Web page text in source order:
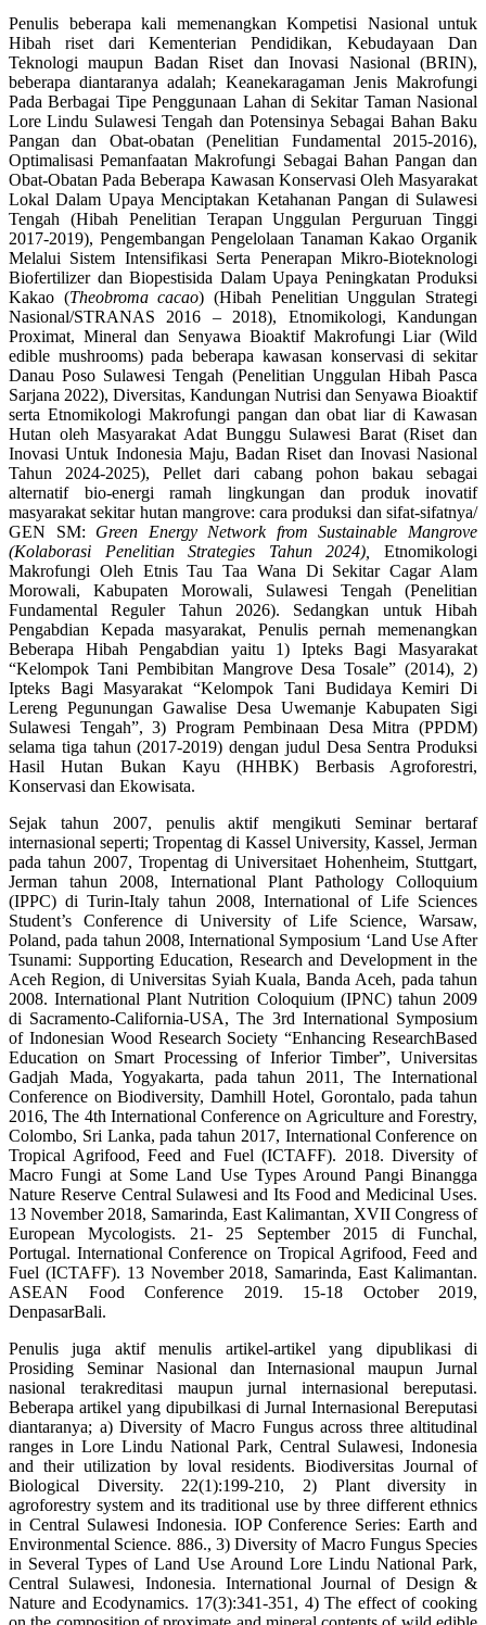
Penulis beberapa kali memenangkan Kompetisi Nasional untuk
Hibah riset dari Kementerian Pendidikan, Kebudayaan Dan
Teknologi maupun Badan Riset dan Inovasi Nasional (BRIN),
beberapa diantaranya adalah; Keanekaragaman Jenis Makrofungi
Pada Berbagai Tipe Penggunaan Lahan di Sekitar Taman Nasional
Lore Lindu Sulawesi Tengah dan Potensinya Sebagai Bahan Baku
Pangan dan Obat-obatan (Penelitian Fundamental 2015-2016),
Optimalisasi Pemanfaatan Makrofungi Sebagai Bahan Pangan dan
Obat-Obatan Pada Beberapa Kawasan Konservasi Oleh Masyarakat
Lokal Dalam Upaya Menciptakan Ketahanan Pangan di Sulawesi
Tengah (Hibah Penelitian Terapan Unggulan Perguruan Tinggi
2017-2019), Pengembangan Pengelolaan Tanaman Kakao Organik
Melalui Sistem Intensifikasi Serta Penerapan Mikro-Bioteknologi
Biofertilizer dan Biopestisida Dalam Upaya Peningkatan Produksi
Kakao (Theobroma cacao) (Hibah Penelitian Unggulan Strategi
Nasional/STRANAS 2016 – 2018), Etnomikologi, Kandungan
Proximat, Mineral dan Senyawa Bioaktif Makrofungi Liar (Wild
edible mushrooms) pada beberapa kawasan konservasi di sekitar
Danau Poso Sulawesi Tengah (Penelitian Unggulan Hibah Pasca
Sarjana 2022), Diversitas, Kandungan Nutrisi dan Senyawa Bioaktif
serta Etnomikologi Makrofungi pangan dan obat liar di Kawasan
Hutan oleh Masyarakat Adat Bunggu Sulawesi Barat (Riset dan
Inovasi Untuk Indonesia Maju, Badan Riset dan Inovasi Nasional
Tahun 2024-2025), Pellet dari cabang pohon bakau sebagai
alternatif bio-energi ramah lingkungan dan produk inovatif
masyarakat sekitar hutan mangrove: cara produksi dan sifat-sifatnya/
GEN SM: Green Energy Network from Sustainable Mangrove
(Kolaborasi Penelitian Strategies Tahun 2024), Etnomikologi
Makrofungi Oleh Etnis Tau Taa Wana Di Sekitar Cagar Alam
Morowali, Kabupaten Morowali, Sulawesi Tengah (Penelitian
Fundamental Reguler Tahun 2026). Sedangkan untuk Hibah
Pengabdian Kepada masyarakat, Penulis pernah memenangkan
Beberapa Hibah Pengabdian yaitu 1) Ipteks Bagi Masyarakat
“Kelompok Tani Pembibitan Mangrove Desa Tosale” (2014), 2)
Ipteks Bagi Masyarakat “Kelompok Tani Budidaya Kemiri Di
Lereng Pegunungan Gawalise Desa Uwemanje Kabupaten Sigi
Sulawesi Tengah”, 3) Program Pembinaan Desa Mitra (PPDM)
selama tiga tahun (2017-2019) dengan judul Desa Sentra Produksi
Hasil Hutan Bukan Kayu (HHBK) Berbasis Agroforestri,
Konservasi dan Ekowisata.
Sejak tahun 2007, penulis aktif mengikuti Seminar bertaraf
internasional seperti; Tropentag di Kassel University, Kassel, Jerman
pada tahun 2007, Tropentag di Universitaet Hohenheim, Stuttgart,
Jerman tahun 2008, International Plant Pathology Colloquium
(IPPC) di Turin-Italy tahun 2008, International of Life Sciences
Student’s Conference di University of Life Science, Warsaw,
Poland, pada tahun 2008, International Symposium ‘Land Use After
Tsunami: Supporting Education, Research and Development in the
Aceh Region, di Universitas Syiah Kuala, Banda Aceh, pada tahun
2008. International Plant Nutrition Coloquium (IPNC) tahun 2009
di Sacramento-California-USA, The 3rd International Symposium
of Indonesian Wood Research Society “Enhancing ResearchBased
Education on Smart Processing of Inferior Timber”, Universitas
Gadjah Mada, Yogyakarta, pada tahun 2011, The International
Conference on Biodiversity, Damhill Hotel, Gorontalo, pada tahun
2016, The 4th International Conference on Agriculture and Forestry,
Colombo, Sri Lanka, pada tahun 2017, International Conference on
Tropical Agrifood, Feed and Fuel (ICTAFF). 2018. Diversity of
Macro Fungi at Some Land Use Types Around Pangi Binangga
Nature Reserve Central Sulawesi and Its Food and Medicinal Uses.
13 November 2018, Samarinda, East Kalimantan, XVII Congress of
European Mycologists. 21- 25 September 2015 di Funchal,
Portugal. International Conference on Tropical Agrifood, Feed and
Fuel (ICTAFF). 13 November 2018, Samarinda, East Kalimantan.
ASEAN Food Conference 2019. 15-18 October 2019,
DenpasarBali.
Penulis juga aktif menulis artikel-artikel yang dipublikasi di
Prosiding Seminar Nasional dan Internasional maupun Jurnal
nasional terakreditasi maupun jurnal internasional bereputasi.
Beberapa artikel yang dipubilkasi di Jurnal Internasional Bereputasi
diantaranya; a) Diversity of Macro Fungus across three altitudinal
ranges in Lore Lindu National Park, Central Sulawesi, Indonesia
and their utilization by loval residents. Biodiversitas Journal of
Biological Diversity. 22(1):199-210, 2) Plant diversity in
agroforestry system and its traditional use by three different ethnics
in Central Sulawesi Indonesia. IOP Conference Series: Earth and
Environmental Science. 886., 3) Diversity of Macro Fungus Species
in Several Types of Land Use Around Lore Lindu National Park,
Central Sulawesi, Indonesia. International Journal of Design &
Nature and Ecodynamics. 17(3):341-351, 4) The effect of cooking